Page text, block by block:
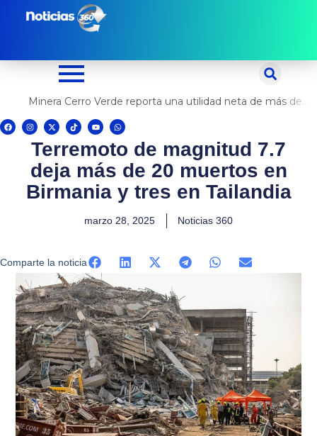
Minera Cerro Verde reporta una utilidad neta de más de US$ 500 millones
F
a
c
I
n
s
t
r
a
m
X
-
t
w
i
t
e
r
T
i
k
t
o
Y
o
u
t
u
b
e
W
h
a
t
s
Terremoto de magnitud 7.7
deja más de 20 muertos en
Birmania y tres en Tailandia
marzo 28, 2025 Noticias 360
Comparte la noticia